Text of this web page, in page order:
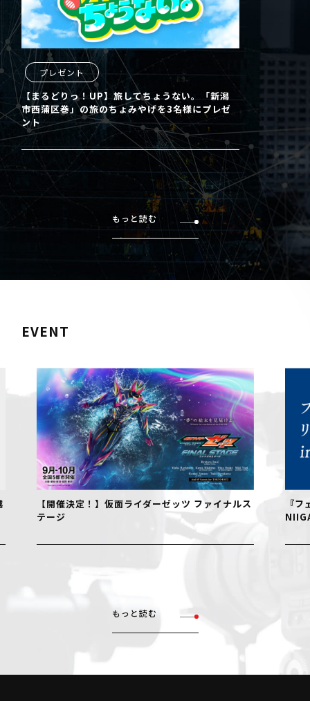
プレゼント
【まるどりっ！UP】旅してちょうない。「新潟
市西蒲区巻」の旅のちょみやげを3名様にプレゼ
ント
もっと読む
EVENT
【開催決定！】仮面ライダーゼッツ ファイナルス
テージ
『フェ
もっと読む